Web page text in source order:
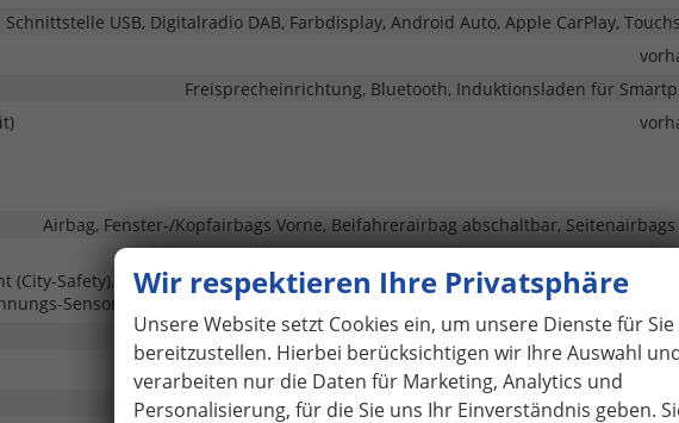
Schnittstelle USB, Digitalradio DAB, Farbdisplay, Android Auto, Apple CarPlay,
Freisprecheinrichtung, Bluetooth, Induktionsladen für
Airbag, Fenster-/Kopfairbags Vorne, Beifahrerairbag abschaltbar, Seitenairbags
(City-Safety), Berganfahrassistent, Spurhalteassistent, Fußgängererkennung,
Sensor, Notrufsystem, Abstandswarner, Geschwindigkeitsbegrenzer
Park Distance Control vorne, Park Distance Control hinten,
Wir respektieren Ihre Privatsphäre
Unsere Website setzt Cookies ein, um unsere Dienste für Sie
bereitzustellen. Hierbei berücksichtigen wir Ihre Auswahl
verarbeiten nur die Daten für Marketing, Analytics und
Personalisierung, für die Sie uns Ihr Einverständnis geben.